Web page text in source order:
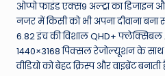
ओप्पो फाइंड एक्स9 अल्ट्रा का डिजाइन
नजर में किसी को भी अपना दीवाना
6.82 इंच की विशाल QHD+ फ्लेक्सिबल
1440×3168 पिक्सल रेजोल्यूशन के
वीडियो को बेहद क्रिस्प और वाइब्रेंट बनाती